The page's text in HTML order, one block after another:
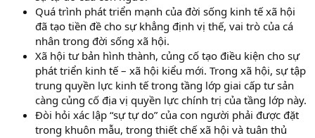
Quá trình phát triển mạnh của đời sống kinh tế xã hội
đã tạo tiền đề cho sự khẳng định vị thế, vai trò của cá
nhân trong đời sống xã hội.
Xã hội tư bản hình thành, củng cố tạo điều kiện cho sự
phát triển kinh tế – xã hội kiểu mới. Trong xã hội, sự tập
trung quyền lực kinh tế trong tầng lớp giai cấp tư sản
càng củng cố địa vị quyền lực chính trị của tầng lớp này.
Đòi hỏi xác lập “sự tự do” của con người phải được đặt
trong khuôn mẫu, trong thiết chế xã hội và tuân thủ